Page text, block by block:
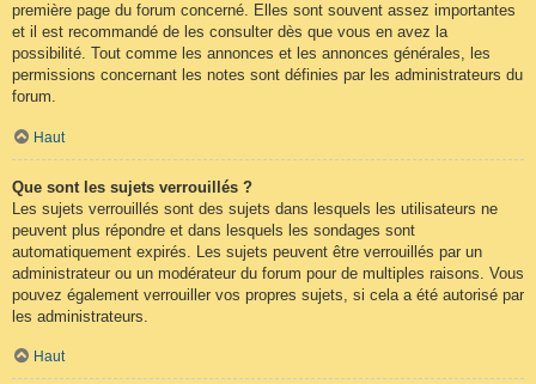
première page du forum concerné. Elles sont souvent assez importantes
et il est recommandé de les consulter dès que vous en avez la
possibilité. Tout comme les annonces et les annonces générales, les
permissions concernant les notes sont définies par les administrateurs du
forum.
Haut
Que sont les sujets verrouillés ?
Les sujets verrouillés sont des sujets dans lesquels les utilisateurs ne
peuvent plus répondre et dans lesquels les sondages sont
automatiquement expirés. Les sujets peuvent être verrouillés par un
administrateur ou un modérateur du forum pour de multiples raisons. Vous
pouvez également verrouiller vos propres sujets, si cela a été autorisé par
les administrateurs.
Haut